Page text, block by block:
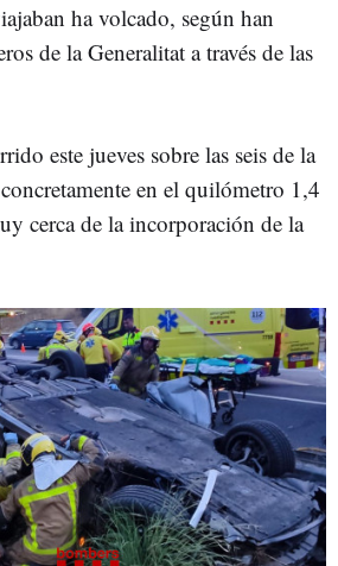
ha volcado, según han
de la Generalitat a través de las
este jueves sobre las seis de la
en el quilómetro 1,4
cerca de la incorporación de la